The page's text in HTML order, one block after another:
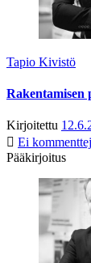
Tapio Kivistö
Rakentamisen
Kirjoitettu
Ei
Pääkirjoitus